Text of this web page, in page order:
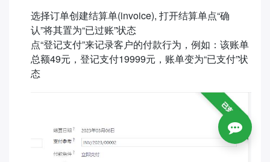
选择订单创建结算单(invoice), 打开结算单点“确
认”将其置为“已过账”状态
点“登记支付”来记录客户的付款行为，例如：该账单
总额49元，登记支付19999元，账单变为“已支付”状
态